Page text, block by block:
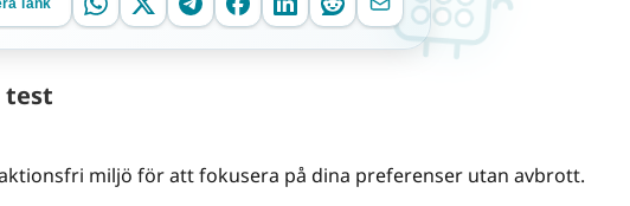
länk
test
miljö för att fokusera på dina preferenser utan avbrott.